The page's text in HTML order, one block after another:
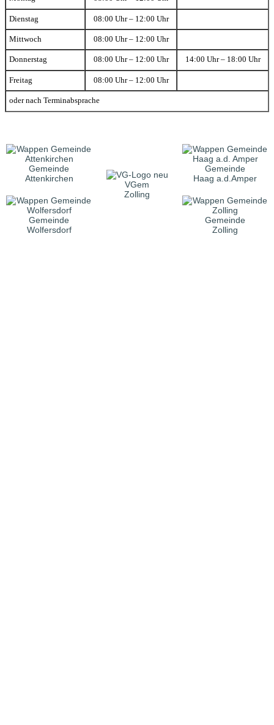
Dienstag 08:00 Uhr – 12:00 Uhr
Mittwoch 08:00 Uhr – 12:00 Uhr
Donnerstag 08:00 Uhr – 12:00 Uhr 14:00 Uhr – 18:00 Uhr
Freitag 08:00 Uhr – 12:00 Uhr
oder nach Terminabsprache
Gemeinde
Attenkirchen
VGem
Zolling
Gemeinde
Haag a.d.Amper
Gemeinde
Wolfersdorf
Gemeinde
Zolling